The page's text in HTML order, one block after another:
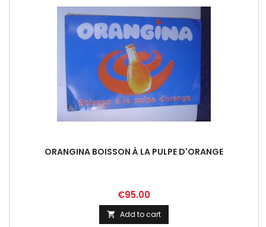
ORANGINA BOISSON À LA PULPE D'ORANGE
Price
€95.00
 Add to cart